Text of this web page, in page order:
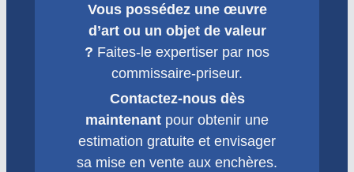
Vous possédez une œuvre
d’art ou un objet de valeur
? Faites-le expertiser par nos
commissaire-priseur.
Contactez-nous dès
maintenant pour obtenir une
estimation gratuite et envisager
sa mise en vente aux enchères.